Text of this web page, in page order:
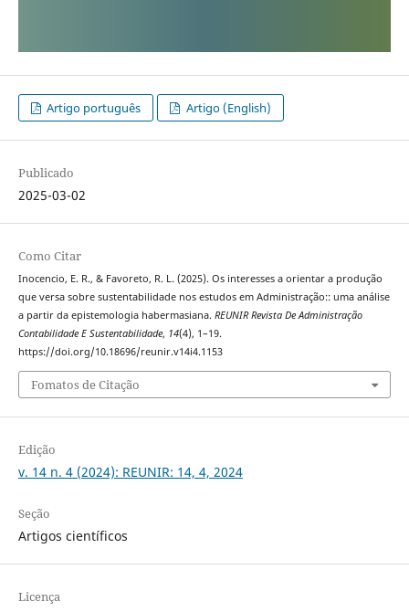
Artigo português Artigo (English)
Publicado
2025-03-02
Como Citar
Inocencio, E. R., & Favoreto, R. L. (2025). Os interesses a orientar a produção
que versa sobre sustentabilidade nos estudos em Administração:: uma análise
a partir da epistemologia habermasiana. REUNIR Revista De Administração
Contabilidade E Sustentabilidade, 14(4), 1–19.
https://doi.org/10.18696/reunir.v14i4.1153
Fomatos de Citação
Edição
v. 14 n. 4 (2024): REUNIR: 14, 4, 2024
Seção
Artigos científicos
Licença